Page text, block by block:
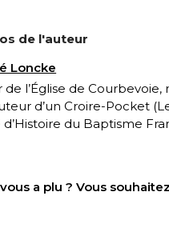
de l'auteur
Loncke
de l’Église de
d’un Croire-Pocket (
du Baptisme
a plu ? Vous